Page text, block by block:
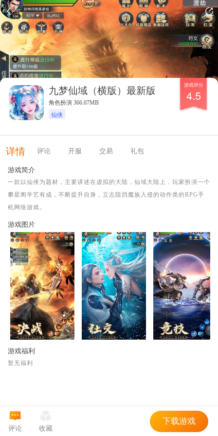
九梦仙域（横版）最新版
角色扮演 366.07MB
仙侠
游戏评分
4.5
详情 评论 开服 交易 礼包
游戏简介
一款以仙侠为题材，主要讲述在虚拟的大陆，仙域大陆上，玩家扮演一个
攀星阁学艺有成，不断提升自身，立志阻挡魔族入侵的动作类的RPG手
机网络游戏。
游戏图片
游戏福利
暂无福利
评论 收藏
下载游戏